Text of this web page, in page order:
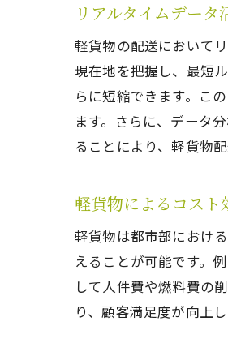
リアルタイムデー
軽貨物の配送において
現在地を把握し、最短
らに短縮できます。こ
ます。さらに、データ
ることにより、軽貨物
軽貨物によるコスト
軽貨物は都市部におけ
えることが可能です。
して人件費や燃料費の
り、顧客満足度が向上